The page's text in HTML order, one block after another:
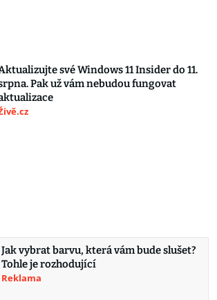
své Windows 11 Insider do 11.
Pak už vám nebudou fungovat
Jak vybrat barvu, která vám bude slušet?
Tohle je rozhodující
Reklama